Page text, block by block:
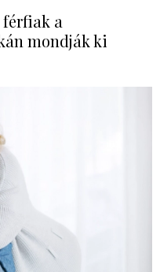
a
mondják ki